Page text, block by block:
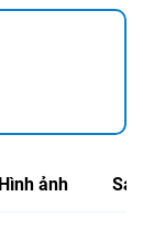
Hình ảnh